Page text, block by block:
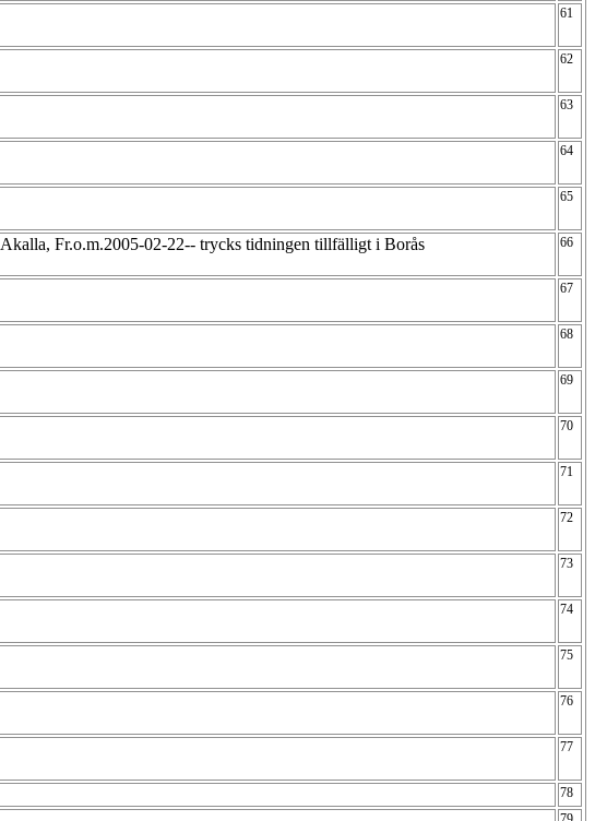
61
62
63
64
65
Akalla, Fr.o.m.2005-02-22-- trycks tidningen tillfälligt i Borås 66
67
68
69
70
71
72
73
74
75
76
77
78